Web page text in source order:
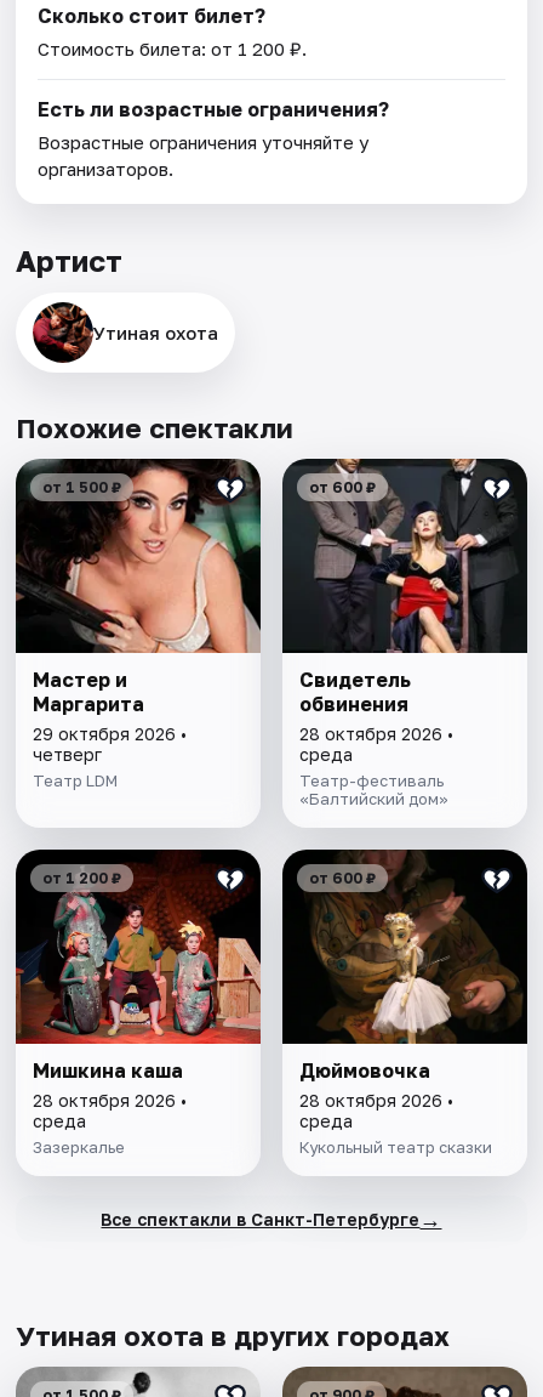
Сколько стоит билет?
Стоимость билета: от 1 200 ₽.
Есть ли возрастные ограничения?
Возрастные ограничения уточняйте у
организаторов.
Артист
Утиная охота
Похожие спектакли
от 1 500 ₽
Мастер и
Маргарита
29 октября 2026 •
четверг
Театр LDM
от 600 ₽
Свидетель
обвинения
28 октября 2026 •
среда
Театр-фестиваль
«Балтийский дом»
от 1 200 ₽
Мишкина каша
28 октября 2026 •
среда
Зазеркалье
от 600 ₽
Дюймовочка
28 октября 2026 •
среда
Кукольный театр сказки
Все спектакли в Санкт-Петербурге →
Утиная охота в других городах